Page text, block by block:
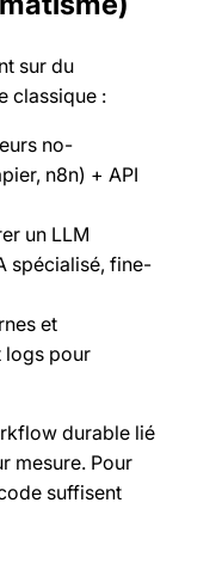
sur du
classique :
no-
n8n) + API
un LLM
spécialisé, fine-
et
logs pour
durable lié
mesure. Pour
suffisent